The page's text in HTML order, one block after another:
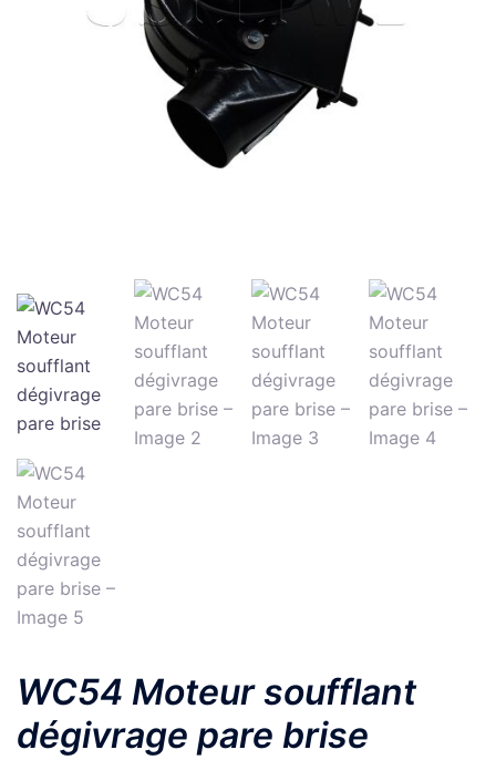
WC54 Moteur soufflant
dégivrage pare brise